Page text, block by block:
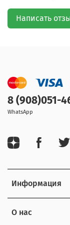
Написать
Информация
О нас
8 (908)051-
WhatsApp